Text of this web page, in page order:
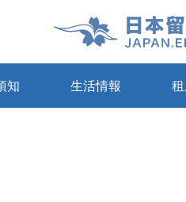
知 生活情報